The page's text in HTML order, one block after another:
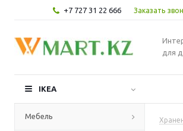
+7 727 31 22 666 Заказать
для
IKEA
Мебель